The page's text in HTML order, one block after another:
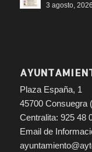
3 agosto,
Plaza España, 1
45700 Consuegra
Centralita: 925 48
Email de